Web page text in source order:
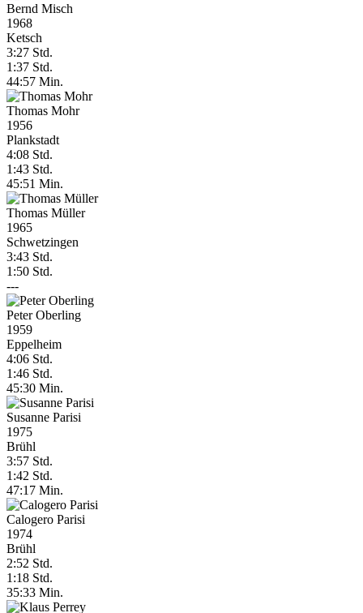
Bernd Misch
1968
Ketsch
3:27 Std.
1:37 Std.
44:57 Min.
Thomas Mohr
1956
Plankstadt
4:08 Std.
1:43 Std.
45:51 Min.
Thomas Müller
1965
Schwetzingen
3:43 Std.
1:50 Std.
---
Peter Oberling
1959
Eppelheim
4:06 Std.
1:46 Std.
45:30 Min.
Susanne Parisi
1975
Brühl
3:57 Std.
1:42 Std.
47:17 Min.
Calogero Parisi
1974
Brühl
2:52 Std.
1:18 Std.
35:33 Min.